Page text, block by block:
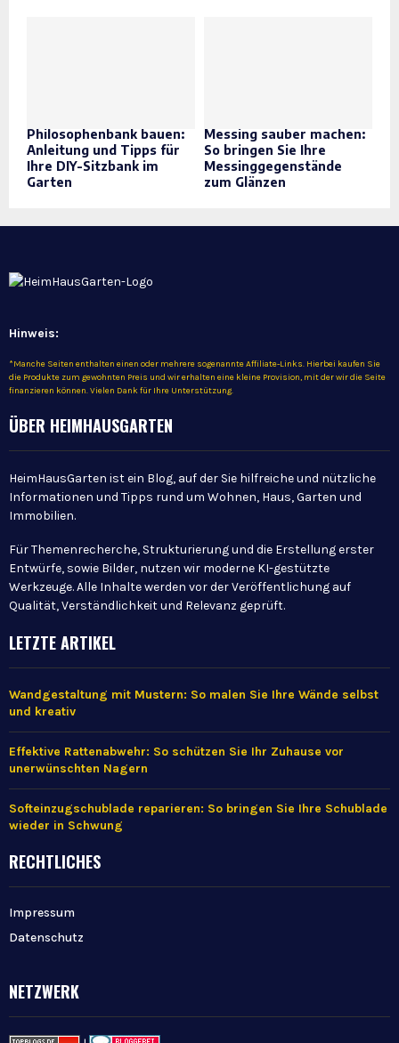
Philosophenbank bauen:
Anleitung und Tipps für
Ihre DIY-Sitzbank im
Garten
Messing sauber machen:
So bringen Sie Ihre
Messinggegenstände
zum Glänzen
Hinweis:
*Manche Seiten enthalten einen oder mehrere sogenannte Affiliate-Links. Hierbei kaufen Sie
die Produkte zum gewohnten Preis und wir erhalten eine kleine Provision, mit der wir die Seite
finanzieren können. Vielen Dank für Ihre Unterstützung.
ÜBER HEIMHAUSGARTEN
HeimHausGarten ist ein Blog, auf der Sie hilfreiche und nützliche
Informationen und Tipps rund um Wohnen, Haus, Garten und
Immobilien.
Für Themenrecherche, Strukturierung und die Erstellung erster
Entwürfe, sowie Bilder, nutzen wir moderne KI-gestützte
Werkzeuge. Alle Inhalte werden vor der Veröffentlichung auf
Qualität, Verständlichkeit und Relevanz geprüft.
LETZTE ARTIKEL
Wandgestaltung mit Mustern: So malen Sie Ihre Wände selbst
und kreativ
Effektive Rattenabwehr: So schützen Sie Ihr Zuhause vor
unerwünschten Nagern
Softeinzugschublade reparieren: So bringen Sie Ihre Schublade
wieder in Schwung
RECHTLICHES
Impressum
Datenschutz
NETZWERK